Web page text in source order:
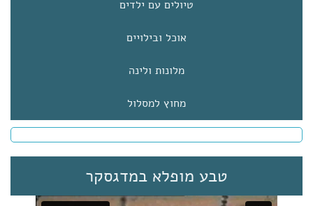
טיולים עם ילדים
אוכל ובילויים
מלונות ולינה
מחוץ למסלול
טבע מופלא במדגסקר